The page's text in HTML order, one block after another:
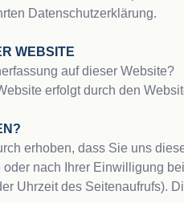
Datenschutzerklärung.
WEBSITE
auf dieser Website?
erfolgt durch den
erhoben, dass Sie uns
nach Ihrer Einwilligung
Uhrzeit des Seitenaufrufs).